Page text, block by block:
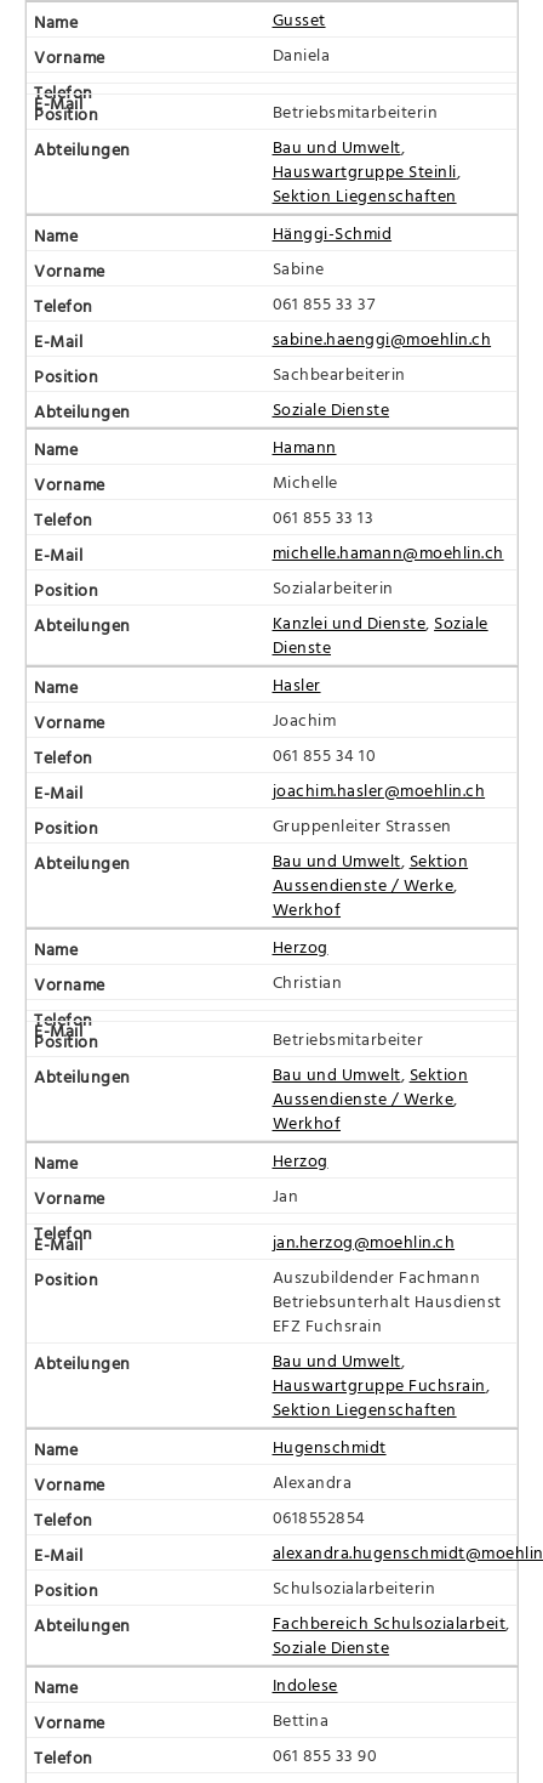
Gusset
Daniela
Betriebsmitarbeiterin
Bau und Umwelt,
Hauswartgruppe Steinli,
Sektion Liegenschaften
Hänggi-Schmid
Sabine
061 855 33 37
sabine.haenggi@moehlin.ch
Sachbearbeiterin
Soziale Dienste
Hamann
Michelle
061 855 33 13
michelle.hamann@moehlin.ch
Sozialarbeiterin
Kanzlei und Dienste, Soziale
Dienste
Hasler
Joachim
061 855 34 10
joachim.hasler@moehlin.ch
Gruppenleiter Strassen
Bau und Umwelt, Sektion
Aussendienste / Werke,
Werkhof
Herzog
Christian
Betriebsmitarbeiter
Bau und Umwelt, Sektion
Aussendienste / Werke,
Werkhof
Herzog
Jan
jan.herzog@moehlin.ch
Auszubildender Fachmann
Betriebsunterhalt Hausdienst
EFZ Fuchsrain
Bau und Umwelt,
Hauswartgruppe Fuchsrain,
Sektion Liegenschaften
Hugenschmidt
Alexandra
0618552854
Schulsozialarbeiterin
Fachbereich Schulsozialarbeit,
Soziale Dienste
Indolese
Bettina
061 855 33 90